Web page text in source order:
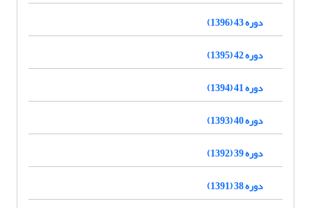
دوره 43 (1396)
دوره 42 (1395)
دوره 41 (1394)
دوره 40 (1393)
دوره 39 (1392)
دوره 38 (1391)